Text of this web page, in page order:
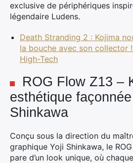
exclusive de périphériques
légendaire Ludens.
Death Stranding 2 : Kojima
la bouche avec son collector
High-Tech
ROG Flow Z13 –
esthétique
Shinkawa
Conçu sous la direction du
graphique Yoji Shinkawa, le
pare d’un look unique, où